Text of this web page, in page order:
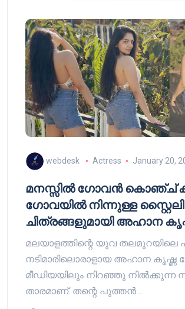
webdesk Actress January 20,
മനസ്സിൽ ഗോവൻ കൊഞ്ച്
ഗോവയിൽ നിന്നുള്ള
ചിത്രങ്ങളുമായി അഹാന
മലയാളത്തിന്റെ യുവ തലമുറയിലെ
നടിമാരിലൊരാളായ അഹാന
മീഡിയയിലും നിറഞ്ഞു നിൽക്കുന്ന
താരമാണ്. തന്റെ പുത്തൻ…